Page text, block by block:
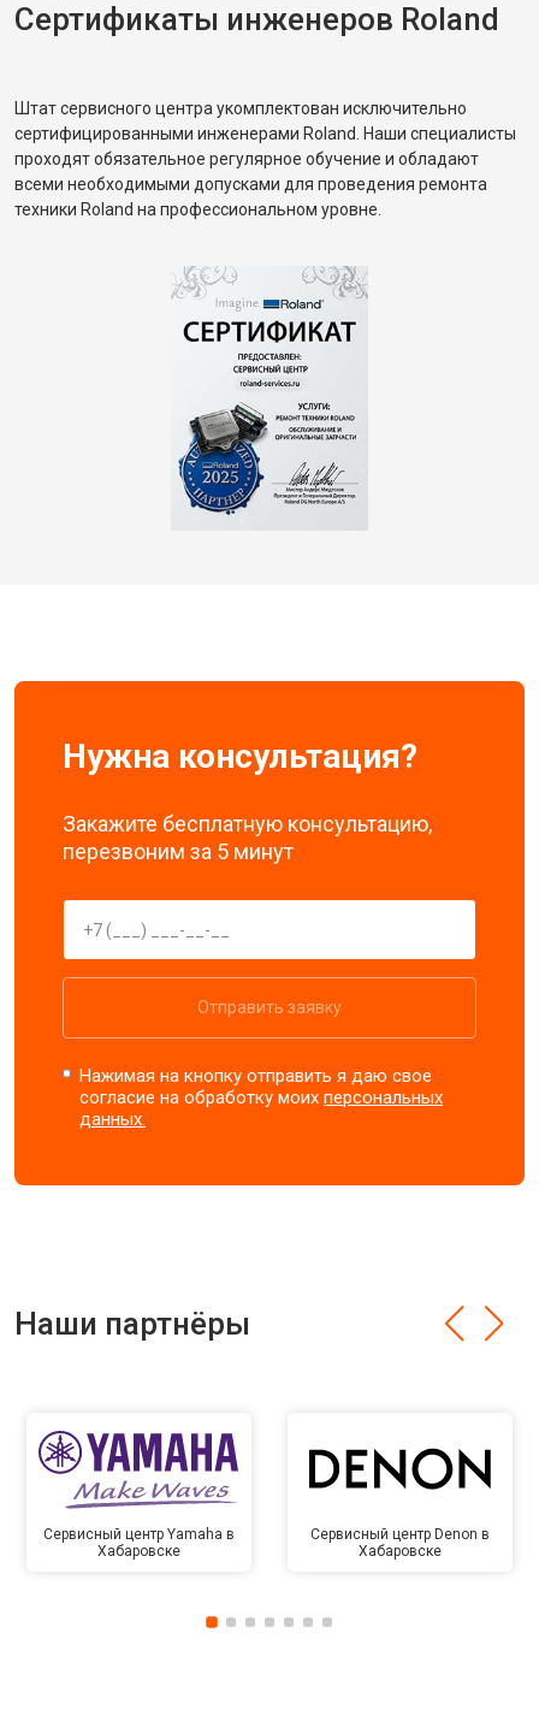
Сертификаты инженеров Roland
Штат сервисного центра укомплектован исключительно
сертифицированными инженерами Roland. Наши специалисты
проходят обязательное регулярное обучение и обладают
всеми необходимыми допусками для проведения ремонта
техники Roland на профессиональном уровне.
Нужна консультация?
Закажите бесплатную консультацию,
перезвоним за 5 минут
Отправить заявку
Нажимая на кнопку отправить я даю свое
согласие на обработку моихперсональных
данных.
Наши партнёры
Сервисный центр Yamaha в
Хабаровске
Сервисный центр Denon в
Хабаровске